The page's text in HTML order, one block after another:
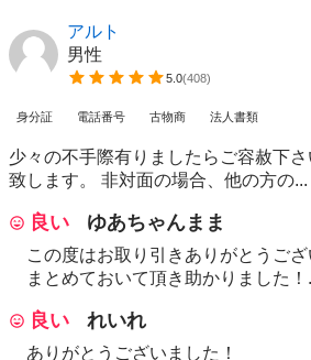
アルト
男性
5.0(408)
身分証 電話番号 古物商 法人書類
少々の不手際有りましたらご容赦下
致します。 非対面の場合、他の方の...
良い ゆあちゃんまま
この度はお取り引きありがとうご
まとめておいて頂き助かりました！
良い れいれ
ありがとうございました！